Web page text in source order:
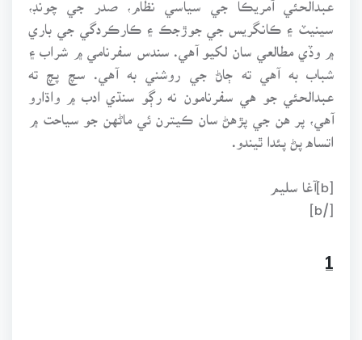
سينيٽ ۽ ڪانگريس جي جوڙجڪ ۽ ڪارڪردگي جي باري
۾ وڏي مطالعي سان لکيو آهي. سندس سفرنامي ۾ شراب ۽
شباب به آهي ته ڄاڻ جي روشني به آهي. سچ پچ ته
عبدالحئي جو هي سفرنامون نه رڳو سنڌي ادب ۾ واڌارو
آهي، پر هن جي پڙهڻ سان ڪيترن ئي ماڻهن جو سياحت ۾
اتساه پڻ پئدا ٿيندو.
[b]آغا سليم
[/b]
1